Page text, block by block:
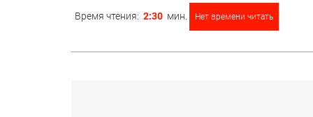
Время чтения: 2:30 мин. Нет времени читать